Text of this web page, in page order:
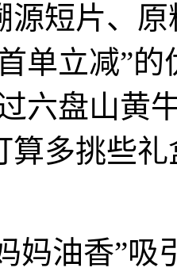
源短片、
单立减”
六盘山黄
算多挑些
妈油香”